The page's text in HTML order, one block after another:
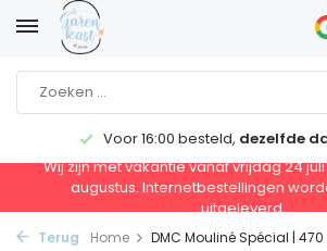
Voor 16:00 besteld, dezelfde
Wij zijn met vakantie vanaf vrijdag 24
augustus. Internetbestellingen
uitgeleverd.
Terug Home DMC Mouliné Spécial | 470